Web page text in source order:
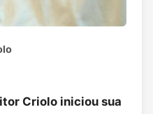
Criolo iniciou sua